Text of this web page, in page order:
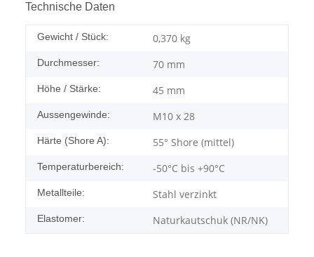
Technische Daten
Gewicht / Stück: 0,370 kg
Durchmesser: 70 mm
Höhe / Stärke: 45 mm
Aussengewinde: M10 x 28
Härte (Shore A): 55° Shore (mittel)
Temperaturbereich: -50°C bis +90°C
Metallteile: Stahl verzinkt
Elastomer: Naturkautschuk (NR/NK)